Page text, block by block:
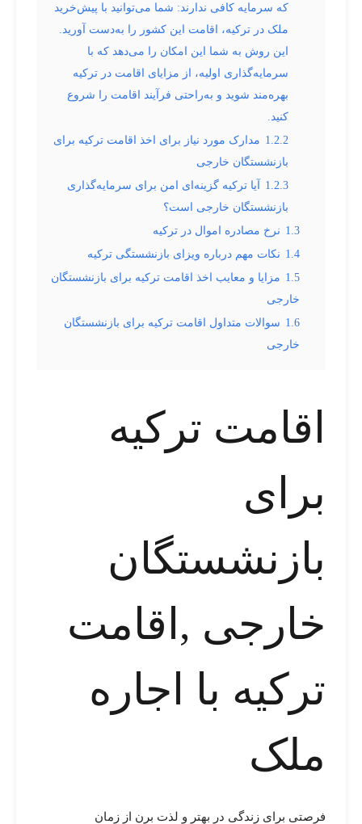
که سرمایه کافی ندارند: شما می‌توانید با پیش‌خرید
ملک در ترکیه، اقامت این کشور را به‌دست آورید.
این روش به شما این امکان را می‌دهد که با
سرمایه‌گذاری اولیه، از مزایای اقامت در ترکیه
بهره‌مند شوید و به‌راحتی فرآیند اقامت را شروع
کنید.
1.2.2 مدارک مورد نیاز برای اخذ اقامت ترکیه برای
بازنشستگان خارجی
1.2.3
آیا ترکیه گزینه‌ای امن برای سرمایه‌گذاری
بازنشستگان خارجی است؟
1.3 نرخ مصادره اموال در ترکیه
1.4 نکات مهم درباره ویزای بازنشستگی ترکیه
1.5 مزایا و معایب اخذ اقامت ترکیه برای بازنشستگان
خارجی
1.6 سوالات متداول اقامت ترکیه برای بازنشستگان
خارجی
اقامت ترکیه
برای
بازنشستگان
خارجی ,اقامت
ترکیه با اجاره
ملک
فرصتی برای زندگی در بهتر و لذت برن از زمان